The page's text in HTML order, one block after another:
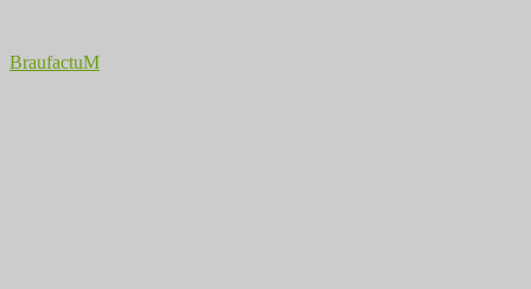
BraufactuM